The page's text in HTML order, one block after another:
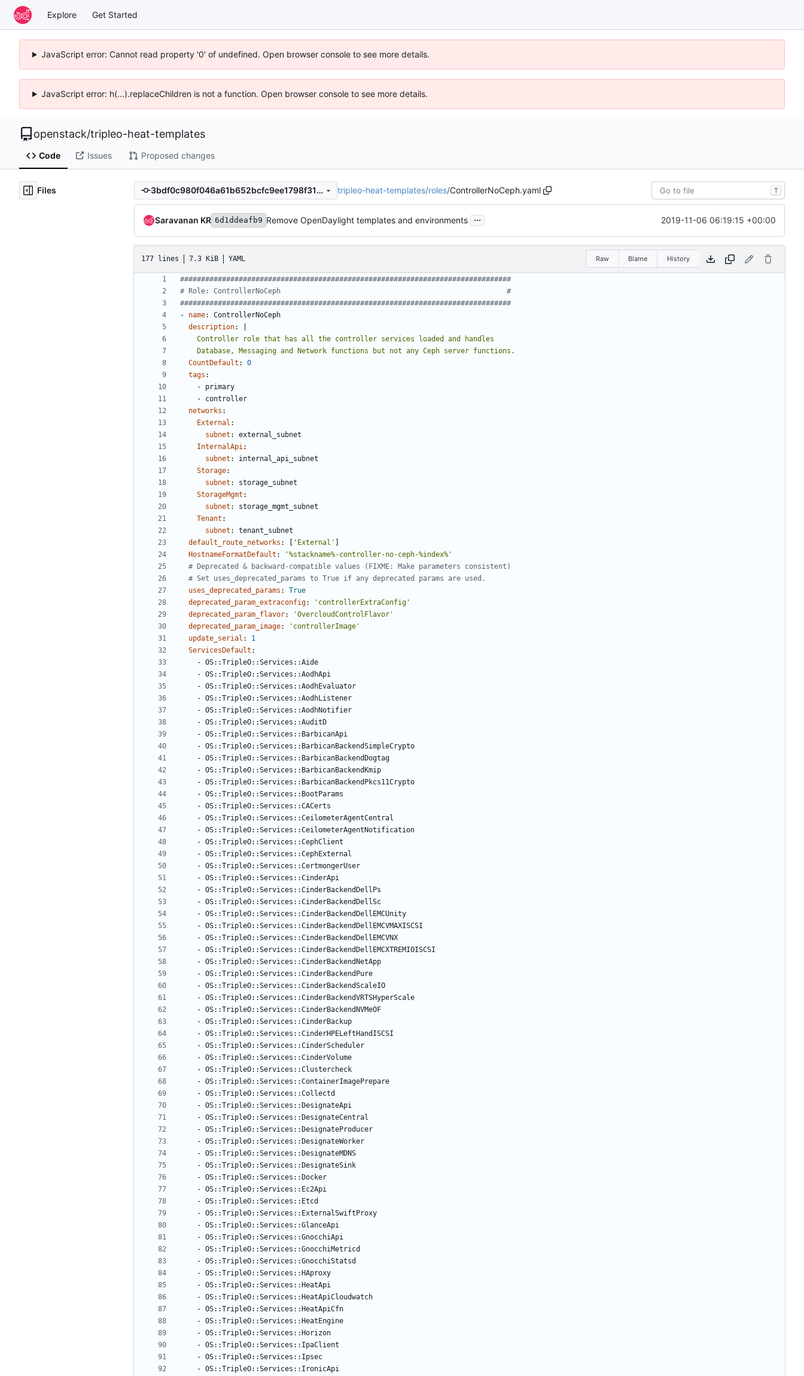
Explore Get Started
JavaScript error: Cannot read property '0' of undefined. Open browser console to see more details.
JavaScript error: h(...).replaceChildren is not a function. Open browser console to see more details.
openstack/tripleo-heat-templates
Code Issues Proposed changes
Files 3bdf0c980f046a61b652bcfc9ee1798f31abe577 tripleo-heat-templates/roles/ControllerNoCeph.yaml T
Saravanan KR 6d1ddeafb9 Remove OpenDaylight templates and environments ... 2019-11-06 06:19:15 +00:00
177 lines 7.3 KiB YAML Raw Blame History
###############################################################################
# Role: ControllerNoCeph                                                      #
###############################################################################
- name:
ControllerNoCeph
description:
    Database, Messaging and Network functions but not any Ceph server functions.
CountDefault :
0
tags :
- primary
- controller
networks :
External :
subnet :
external_subnet
InternalApi:
subnet :
internal_api_subnet
Storage:
subnet :
storage_subnet
StorageMgmt :
subnet :
storage_mgmt_subnet
Tenant :
subnet :
tenant_subnet
default_route_networks : 'External'
HostnameFormatDefault :
'%stackname%-controller-no-ceph-%index%'
# Deprecated & backward-compatible values (FIXME: Make parameters consistent)
# Set uses_deprecated_params to True if any deprecated params are used.
uses_deprecated_params :
True
deprecated_param_extraconfig:
'controllerExtraConfig'
deprecated_param_flavor:
'OvercloudControlFlavor'
deprecated_param_image:
'controllerImage'
update_serial :
1
ServicesDefault :
- OS::TripleO::Services::Aide
- OS::TripleO::Services::AodhApi
- OS::TripleO::Services::AodhEvaluator
- OS::TripleO::Services::AodhListener
- OS::TripleO::Services::AodhNotifier
- OS::TripleO::Services::AuditD
- OS::TripleO::Services::BarbicanApi
- OS::TripleO::Services::BarbicanBackendSimpleCrypto
- OS::TripleO::Services::BarbicanBackendDogtag
- OS::TripleO::Services::BarbicanBackendKmip
- OS::TripleO::Services::BarbicanBackendPkcs11Crypto
- OS::TripleO::Services::BootParams
- OS::TripleO::Services::CACerts
- OS::TripleO::Services::CeilometerAgentCentral
- OS::TripleO::Services::CeilometerAgentNotification
- OS::TripleO::Services::CephClient
- OS::TripleO::Services::CephExternal
- OS::TripleO::Services::CertmongerUser
- OS::TripleO::Services::CinderApi
- OS::TripleO::Services::CinderBackendDellPs
- OS::TripleO::Services::CinderBackendDellSc
- OS::TripleO::Services::CinderBackendDellEMCUnity
- OS::TripleO::Services::CinderBackendDellEMCVMAXISCSI
- OS::TripleO::Services::CinderBackendDellEMCVNX
- OS::TripleO::Services::CinderBackendDellEMCXTREMIOISCSI
- OS::TripleO::Services::CinderBackendNetApp
- OS::TripleO::Services::CinderBackendPure
- OS::TripleO::Services::CinderBackendScaleIO
- OS::TripleO::Services::CinderBackendVRTSHyperScale
- OS::TripleO::Services::CinderBackendNVMeOF
- OS::TripleO::Services::CinderBackup
- OS::TripleO::Services::CinderHPELeftHandISCSI
- OS::TripleO::Services::CinderScheduler
- OS::TripleO::Services::CinderVolume
- OS::TripleO::Services::Clustercheck
- OS::TripleO::Services::ContainerImagePrepare
- OS::TripleO::Services::Collectd
- OS::TripleO::Services::DesignateApi
- OS::TripleO::Services::DesignateCentral
- OS::TripleO::Services::DesignateProducer
- OS::TripleO::Services::DesignateWorker
- OS::TripleO::Services::DesignateMDNS
- OS::TripleO::Services::DesignateSink
- OS::TripleO::Services::Docker
- OS::TripleO::Services::Ec2Api
- OS::TripleO::Services::Etcd
- OS::TripleO::Services::ExternalSwiftProxy
- OS::TripleO::Services::GlanceApi
- OS::TripleO::Services::GnocchiApi
- OS::TripleO::Services::GnocchiMetricd
- OS::TripleO::Services::GnocchiStatsd
- OS::TripleO::Services::HAproxy
- OS::TripleO::Services::HeatApi
- OS::TripleO::Services::HeatApiCloudwatch
- OS::TripleO::Services::HeatApiCfn
- OS::TripleO::Services::HeatEngine
- OS::TripleO::Services::Horizon
- OS::TripleO::Services::IpaClient
- OS::TripleO::Services::Ipsec
- OS::TripleO::Services::IronicApi